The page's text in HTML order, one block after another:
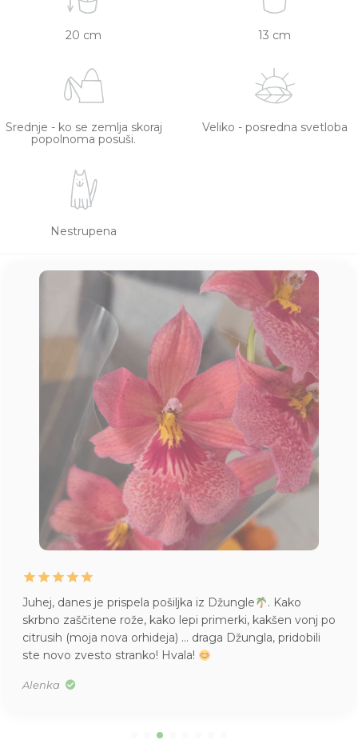
20 cm 13 cm
Srednje - ko se zemlja skoraj
popolnoma posuši.
Veliko - posredna svetloba
Nestrupena
je prispela pošiljka iz Džungle
. Kako
rože, kako lepi primerki, kakšen vonj po
nova orhideja) … draga Džungla, pridobili
stranko! Hvala!
imam
v S